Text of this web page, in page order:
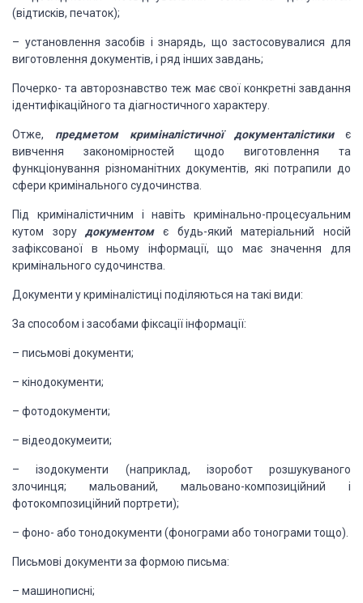
(відтисків, печаток);
– установлення засобів і знарядь, що застосовувалися для
виготовлення документів, і ряд інших завдань;
Почерко- та авторознавство теж має свої конкретні завдання
ідентифікаційного та діагностичного характеру.
Отже, предметом криміналістичноїдокументалістики є
вивчення закономірностей щодо виготовлення та
функціонування різноманітних документів, які потрапили до
сфери кримінального судочинства.
Під криміналістичним і навіть кримінально-процесуальним
кутом зорудокументомє будь-який матеріальний носій
зафіксованої в ньому інформації, що має значення для
кримінального судочинства.
Документи у криміналістиці поділяються на такі види:
За способом і засобами фіксаціїінформації:
– письмові документи;
– кінодокументи;
– фотодокументи;
– відеодокумеити;
–ізодокументи (наприклад, ізоробот розшукуваного
злочинця; мальований, мальовано-композиційний і
фотокомпозиційний портрети);
– фоно- або тонодокументи (фонограми або тонограми тощо).
Письмові документи за формою письма:
– машинописні;